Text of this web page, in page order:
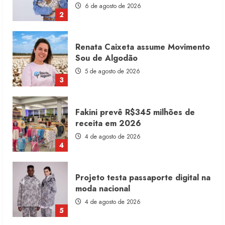
2
6 de agosto de 2026
3
Renata Caixeta assume Movimento
Sou de Algodão
5 de agosto de 2026
4
Fakini prevê R$345 milhões de
receita em 2026
4 de agosto de 2026
5
Projeto testa passaporte digital na
moda nacional
4 de agosto de 2026